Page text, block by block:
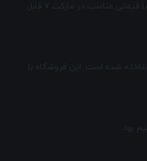
در وب سایت مارکت7، می توانید از میان انبوهی از لپ تاپ های استوک و آکبند و لوازم جانبی، محصول مورد نظر خود را با هر سلیقه و بودجه ای پیدا کنید. سرفیس های مایکروسافت نیز با قیمتی مناسب در مارکت 7 قابل
ترین فروشگاه های لپ تاپ در ایران شناخته شده است. این فروشگاه با
بود.